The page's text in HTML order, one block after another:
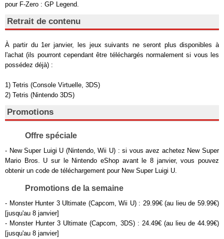
pour F-Zero : GP Legend.
Retrait de contenu
À partir du 1er janvier, les jeux suivants ne seront plus disponibles à
l'achat (ils pourront cependant être téléchargés normalement si vous les
possédez déjà) :
1) Tetris (Console Virtuelle, 3DS)
2) Tetris (Nintendo 3DS)
Promotions
Offre spéciale
- New Super Luigi U (Nintendo, Wii U) : si vous avez achetez New Super
Mario Bros. U sur le Nintendo eShop avant le 8 janvier, vous pouvez
obtenir un code de téléchargement pour New Super Luigi U.
Promotions de la semaine
- Monster Hunter 3 Ultimate (Capcom, Wii U) : 29.99€ (au lieu de 59.99€)
[jusqu'au 8 janvier]
- Monster Hunter 3 Ultimate (Capcom, 3DS) : 24.49€ (au lieu de 44.99€)
[jusqu'au 8 janvier]